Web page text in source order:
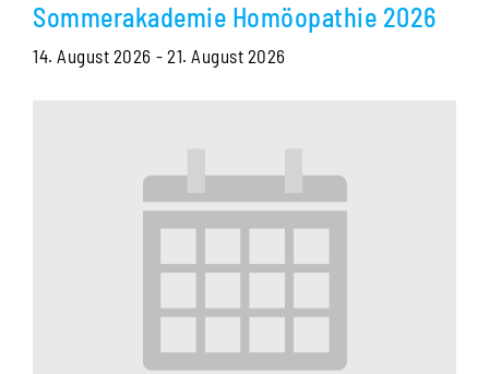
Sommerakademie Homöopathie 2026
14. August 2026 - 21. August 2026